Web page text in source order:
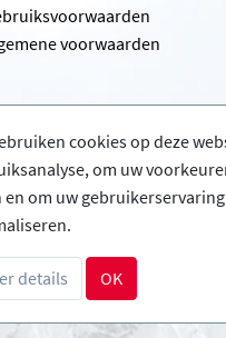
voorwaarden
Infos
- Skischolen
partner
Persmap
cookies op deze
om uw
en om uw
details OK